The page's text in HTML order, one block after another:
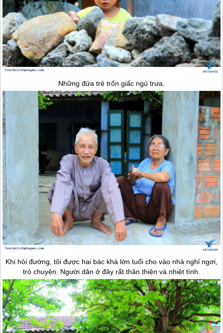
Những đứa trẻ trốn giấc ngủ trưa.
Khi hỏi đường, tôi được hai bác khá lớn tuổi cho vào nhà nghỉ ngơi,
trò chuyện. Người dân ở đây rất thân thiện và nhiệt tình.